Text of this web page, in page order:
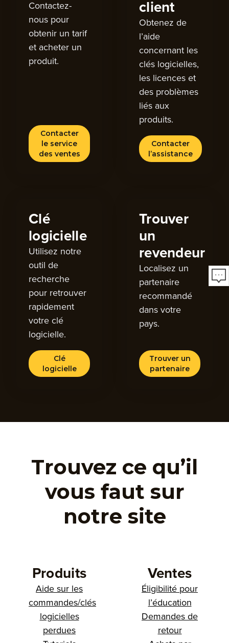
Contactez-
nous pour
obtenir un tarif
et acheter un
produit.
Contacter
le service
des ventes
client
Obtenez de
l’aide
concernant les
clés logicielles,
les licences et
des problèmes
liés aux
produits.
Contacter
l’assistance
Clé
logicielle
Utilisez notre
outil de
recherche
pour retrouver
rapidement
votre clé
logicielle.
Clé
logicielle
Trouver
un
revendeur
Localisez un
partenaire
recommandé
dans votre
pays.
Trouver un
partenaire
Trouvez ce qu’il
vous faut sur
notre site
Produits
Aide sur les
commandes/clés
logicielles
perdues
Ventes
Éligibilité pour
l’éducation
Demandes de
retour